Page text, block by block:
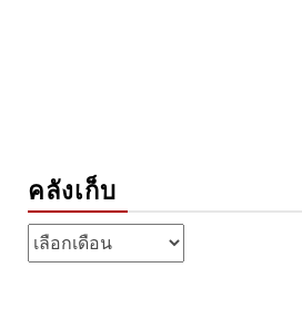
คลังเก็บ
คลัง
เก็บ